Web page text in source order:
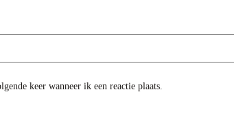
keer wanneer ik een reactie plaats.